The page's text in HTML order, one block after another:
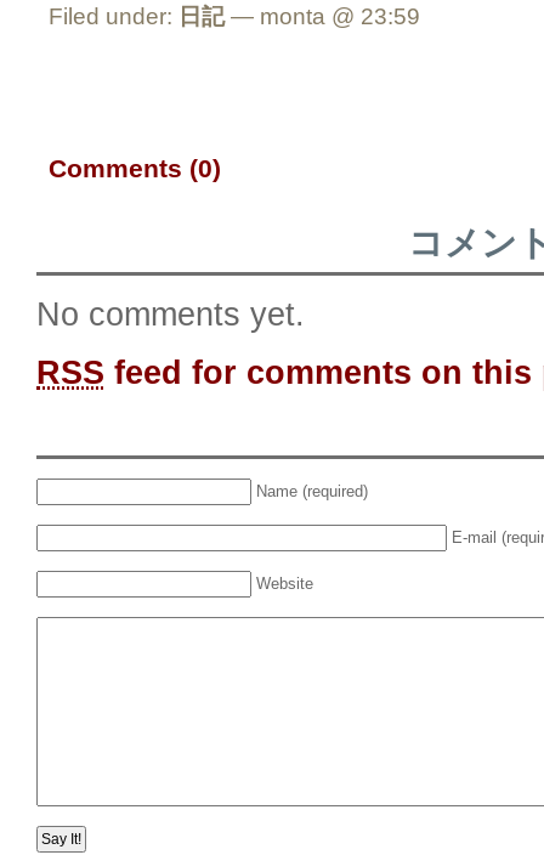
Filed under: 日記— monta @ 23:59
Comments (0)
コメン
No comments yet.
RSS feed for comments on this
Name (required)
E-mail
Website